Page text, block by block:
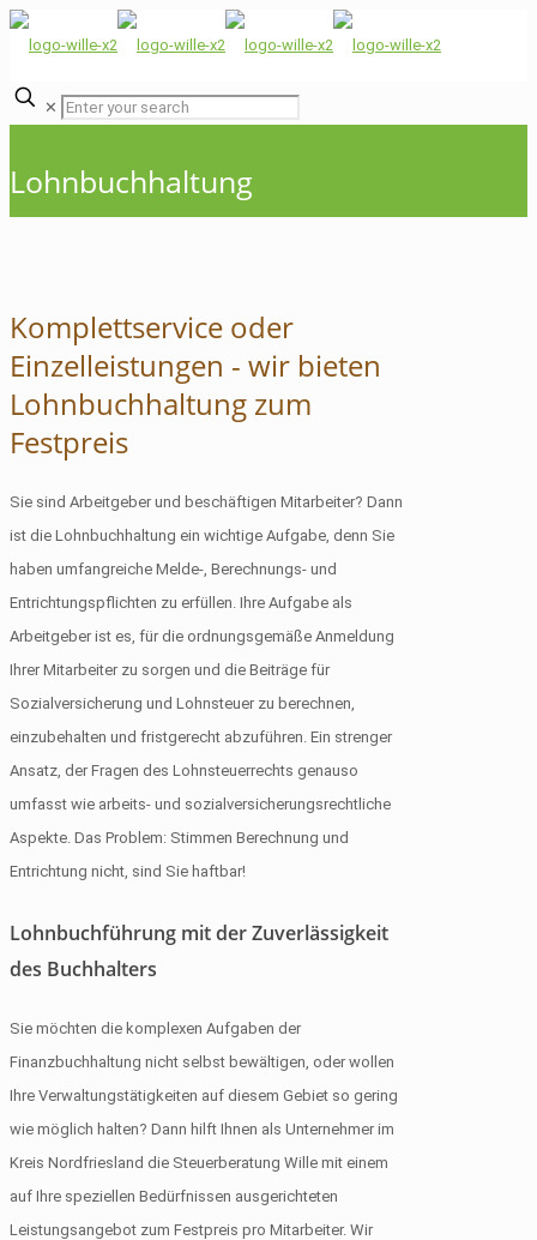
✕
Lohnbuchhaltung
Komplettservice oder
Einzelleistungen - wir bieten
Lohnbuchhaltung zum
Festpreis
Sie sind Arbeitgeber und beschäftigen Mitarbeiter? Dann
ist die Lohnbuchhaltung ein wichtige Aufgabe, denn Sie
haben umfangreiche Melde-, Berechnungs- und
Entrichtungspflichten zu erfüllen. Ihre Aufgabe als
Arbeitgeber ist es, für die ordnungsgemäße Anmeldung
Ihrer Mitarbeiter zu sorgen und die Beiträge für
Sozialversicherung und Lohnsteuer zu berechnen,
einzubehalten und fristgerecht abzuführen. Ein strenger
Ansatz, der Fragen des Lohnsteuerrechts genauso
umfasst wie arbeits- und sozialversicherungsrechtliche
Aspekte. Das Problem: Stimmen Berechnung und
Entrichtung nicht, sind Sie haftbar!
Lohnbuchführung mit der Zuverlässigkeit
des Buchhalters
Sie möchten die komplexen Aufgaben der
Finanzbuchhaltung nicht selbst bewältigen, oder wollen
Ihre Verwaltungstätigkeiten auf diesem Gebiet so gering
wie möglich halten? Dann hilft Ihnen als Unternehmer im
Kreis Nordfriesland die Steuerberatung Wille mit einem
auf Ihre speziellen Bedürfnissen ausgerichteten
Leistungsangebot zum Festpreis pro Mitarbeiter. Wir